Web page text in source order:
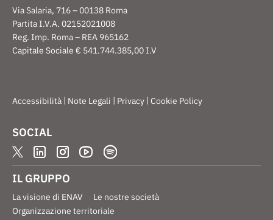
Via Salaria, 716 – 00138 Roma
Partita I.V.A. 02152021008
Reg. Imp. Roma – REA 965162
Capitale Sociale € 541.744.385,00 I.V
Accessibilità | Note Legali | Privacy | Cookie Policy
SOCIAL
IL GRUPPO
La visione di ENAV
Le nostre società
Organizzazione territoriale